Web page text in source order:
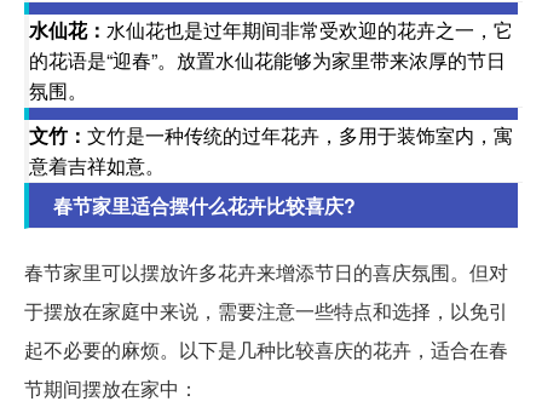
水仙花： 水仙花也是过年期间非常受欢迎的花卉之一，它
的花语是“迎春”。放置水仙花能够为家里带来浓厚的节日
氛围。
文竹： 文竹是一种传统的过年花卉，多用于装饰室内，寓
意着吉祥如意。
春节家里适合摆什么花卉比较喜庆?
春节家里可以摆放许多花卉来增添节日的喜庆氛围。但对
于摆放在家庭中来说，需要注意一些特点和选择，以免引
起不必要的麻烦。以下是几种比较喜庆的花卉，适合在春
节期间摆放在家中：